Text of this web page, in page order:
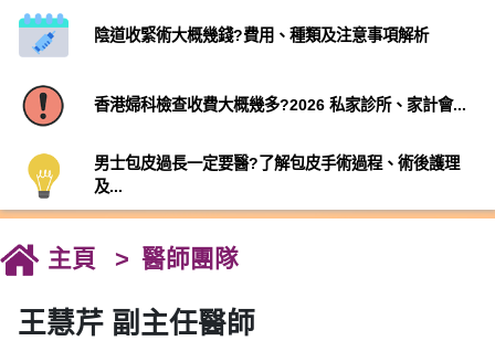
陰道收緊術大概幾錢?費用、種類及注意事項解析
香港婦科檢查收費大概幾多?2026 私家診所、家計會...
男士包皮過長一定要醫?了解包皮手術過程、術後護理
及...
主頁 醫師團隊
王慧芹 副主任醫師